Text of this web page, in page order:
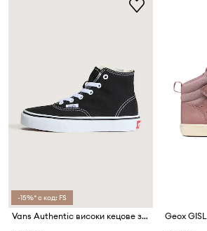
-15%* с код: FS
Vans Authentic високи кецове за деца